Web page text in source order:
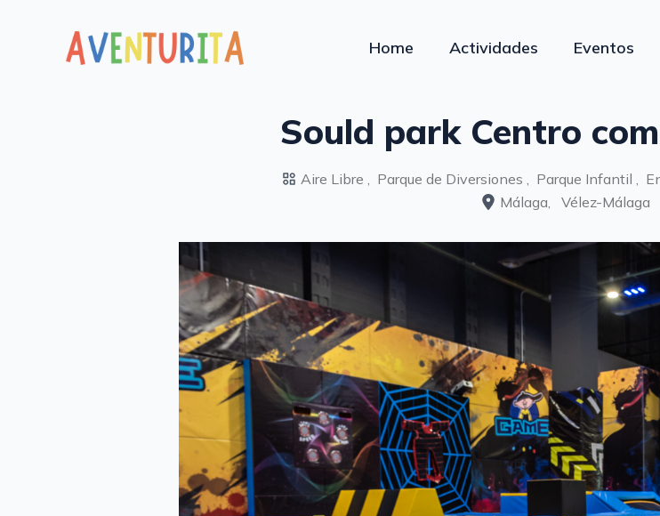
Home Actividades Eventos
Sould park Centro
Aire Libre , Parque de Diversiones , Parque Infantil ,
Málaga,
Vélez-Málaga